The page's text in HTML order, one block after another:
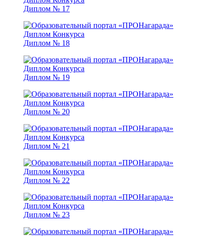
Диплом № 17
Диплом № 18
Диплом № 19
Диплом № 20
Диплом № 21
Диплом № 22
Диплом № 23